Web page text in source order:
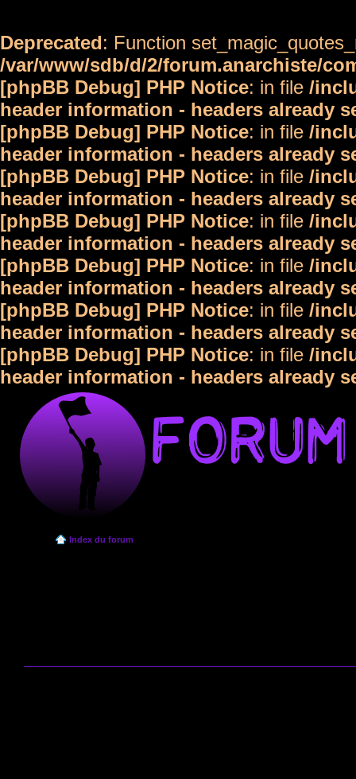
Deprecated: Function
/var/www/sdb/d/2/forum.anarchiste/
[phpBB Debug] PHP Notice: in file /
header information - headers already
[phpBB Debug] PHP Notice: in file /
header information - headers already
[phpBB Debug] PHP Notice: in file /
header information - headers already
[phpBB Debug] PHP Notice: in file /
header information - headers already
[phpBB Debug] PHP Notice: in file /
header information - headers already
[phpBB Debug] PHP Notice: in file /
header information - headers already
[phpBB Debug] PHP Notice: in file /
header information - headers already
Index du forum